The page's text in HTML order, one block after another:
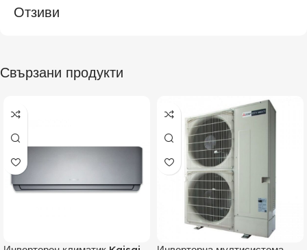
Отзиви
Свързани продукти